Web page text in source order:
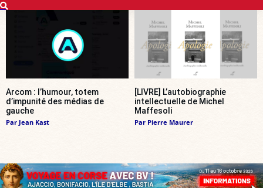
Arcom : l’humour, totem
d’impunité des médias de
gauche
Par Jean Kast
[LIVRE] L’autobiographie
intellectuelle de Michel
Maffesoli
Par Pierre Maurer